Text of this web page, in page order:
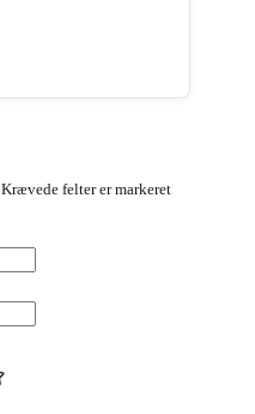
Krævede felter er markeret